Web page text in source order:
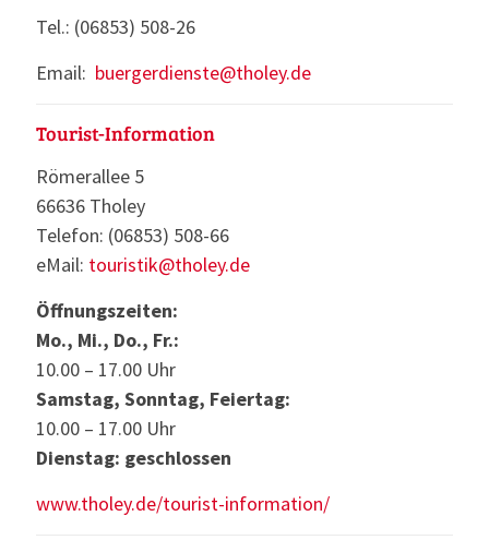
Tel.: (06853) 508-26
Email: buergerdienste@tholey.de
Tourist-Information
Römerallee 5
66636 Tholey
Telefon: (06853) 508-66
eMail: touristik@tholey.de
Öffnungszeiten:
Mo., Mi., Do., Fr.:
10.00 – 17.00 Uhr
Samstag, Sonntag, Feiertag:
10.00 – 17.00 Uhr
Dienstag: geschlossen
www.tholey.de/tourist-information/